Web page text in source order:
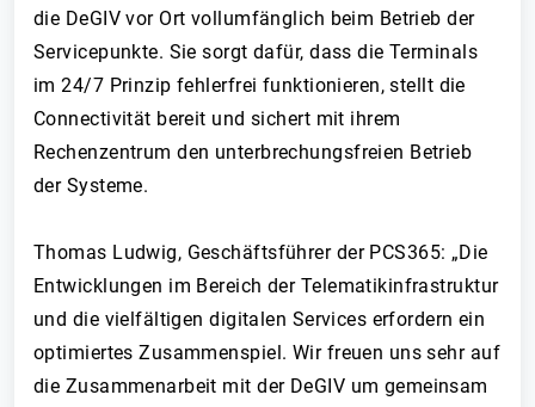
die DeGIV vor Ort vollumfänglich beim Betrieb der
Servicepunkte. Sie sorgt dafür, dass die Terminals
im 24/7 Prinzip fehlerfrei funktionieren, stellt die
Connectivität bereit und sichert mit ihrem
Rechenzentrum den unterbrechungsfreien Betrieb
der Systeme.
Thomas Ludwig, Geschäftsführer der PCS365: „Die
Entwicklungen im Bereich der Telematikinfrastruktur
und die vielfältigen digitalen Services erfordern ein
optimiertes Zusammenspiel. Wir freuen uns sehr auf
die Zusammenarbeit mit der DeGIV um gemeinsam